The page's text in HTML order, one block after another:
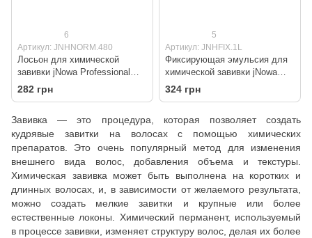
6
Артикул: JNHNORM.480
Лосьон для химической
завивки jNowa Professional
Lock
282 грн
5
Артикул: JNHFIX.1L
Фиксирующая эмульсия для
химической завивки jNowa
Professional Lock Fixer
324 грн
Завивка — это процедура, которая позволяет создать
кудрявые завитки на волосах с помощью химических
препаратов. Это очень популярный метод для изменения
внешнего вида волос, добавления объема и текстуры.
Химическая завивка может быть выполнена на коротких и
длинных волосах, и, в зависимости от желаемого результата,
можно создать мелкие завитки и крупные или более
естественные локоны. Химический перманент, используемый
в процессе завивки, изменяет структуру волос, делая их более